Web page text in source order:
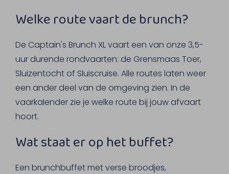
Welke route vaart de brunch?
De Captain's Brunch XL vaart een van onze 3,5-
uur durende rondvaarten: de Grensmaas Toer,
Sluizentocht of Sluiscruise. Alle routes laten weer
een ander deel van de omgeving zien. In de
vaarkalender zie je welke route bij jouw afvaart
hoort.
Wat staat er op het buffet?
Een brunchbuffet met verse broodjes,